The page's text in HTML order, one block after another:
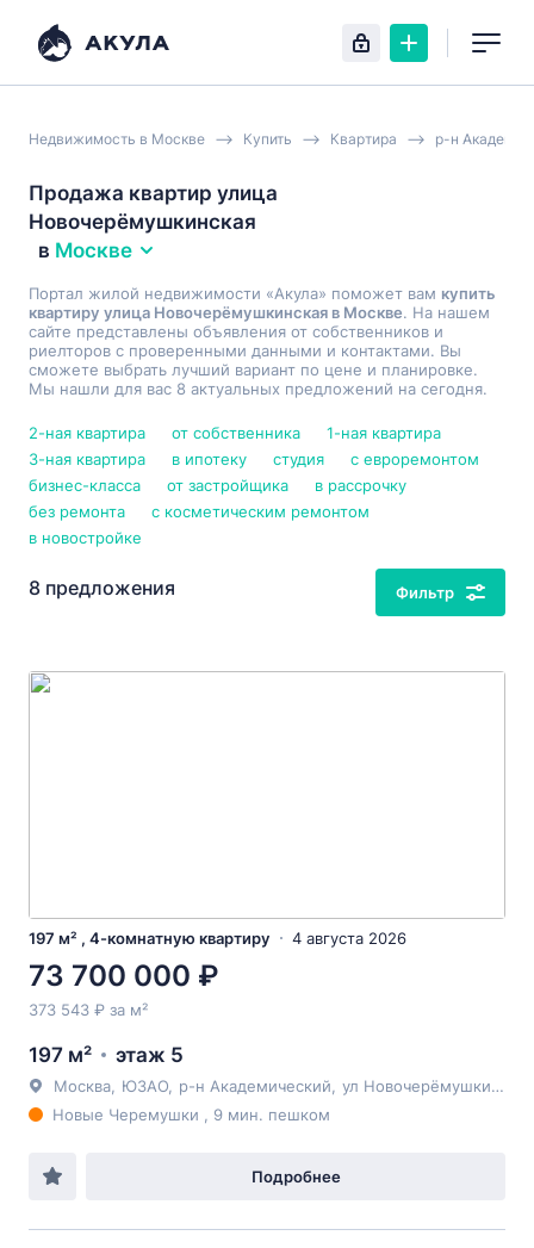
Недвижимость в Москве Купить Квартира р-н
Продажа квартир улица
Новочерёмушкинская
в Москве
Портал жилой недвижимости «Акула» поможет вам купить
квартиру улица Новочерёмушкинская в Москве. На нашем
сайте представлены объявления от собственников и
риелторов с проверенными данными и контактами. Вы
сможете выбрать лучший вариант по цене и планировке.
Мы нашли для вас 8 актуальных предложений на сегодня.
2-ная квартира от собственника
1-ная квартира
3-ная квартира
в ипотеку студия
с евроремонтом
бизнес-класса
от застройщика
в рассрочку
без ремонта
с косметическим ремонтом
в новостройке
8 предложения Фильтр
197 м² , 4-комнатную квартиру 4 августа 2026
73 700 000 ₽
373 543 ₽ за м²
197 м² этаж 5
Москва ЮЗАО р-н Академический
ул Новочерёмушкинская
Новые Черемушки , 9 мин. пешком
Подробнее